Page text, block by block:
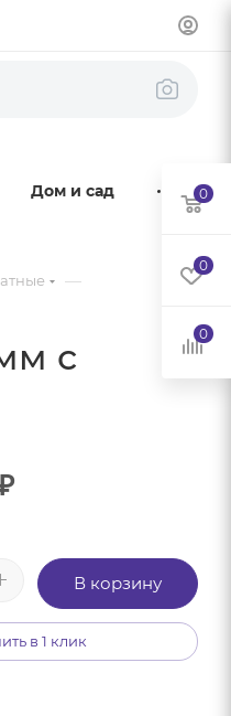
Дом и сад
—
с
В корзину
в 1 клик
0
0
0